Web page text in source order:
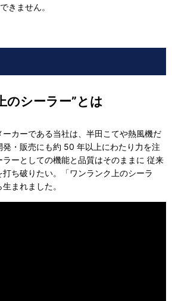
きません。
のシーラー”とは
カーである当社は、半田こてや熱風機だ
・販売にも約 50 年以上にわたり力を注
ラーとしての機能と品質はそのままに 従来
ち破りたい。「ワンランク上のシーラ
まれました。